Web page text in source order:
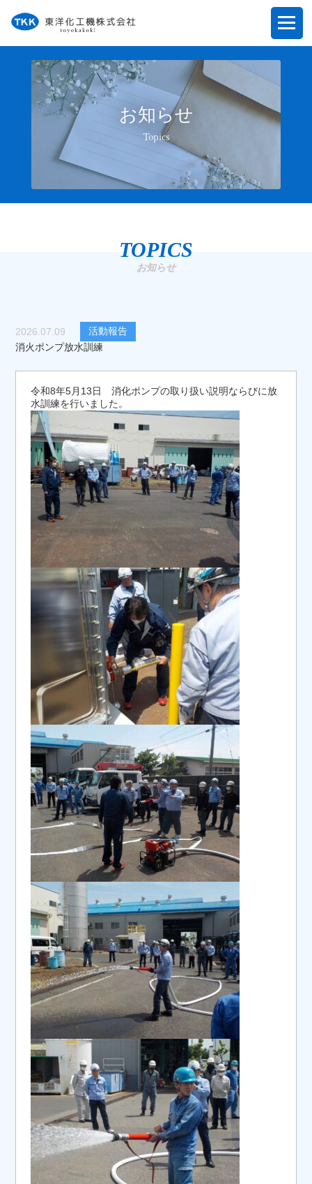
お知らせ
Topics
TOPICS
お知らせ
2026.07.09
活動報告
消火ポンプ放水訓練
令和8年5月13日 消化ポンプの取り扱い説明ならびに放
水訓練を行いました。